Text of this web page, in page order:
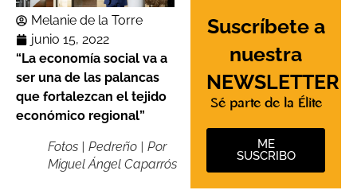
Melanie de la Torre
junio 15, 2022
“La economía social va a
ser una de las palancas
que fortalezcan el tejido
económico regional”
Fotos | Pedreño | Por
Miguel Ángel Caparrós
Suscríbete a
nuestra
NEWSLETTER
Sé parte de la Élite
ME
SUSCRIBO